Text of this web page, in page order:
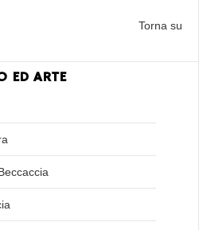
Torna su
ED ARTE